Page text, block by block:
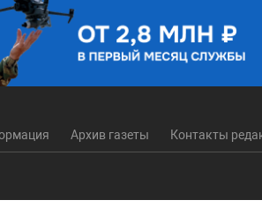
Архив газеты Контакты